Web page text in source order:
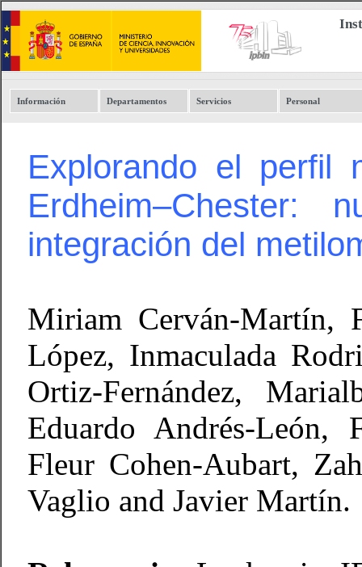
Información Departamentos Servicios Personal
Explorando el perfil
Erdheim–Chester:
integración del
Miriam Cerván-Martín,
López, Inmaculada
Ortiz-Fernández,
Eduardo Andrés-León,
Fleur Cohen-Aubart,
Vaglio and Javier Martín.